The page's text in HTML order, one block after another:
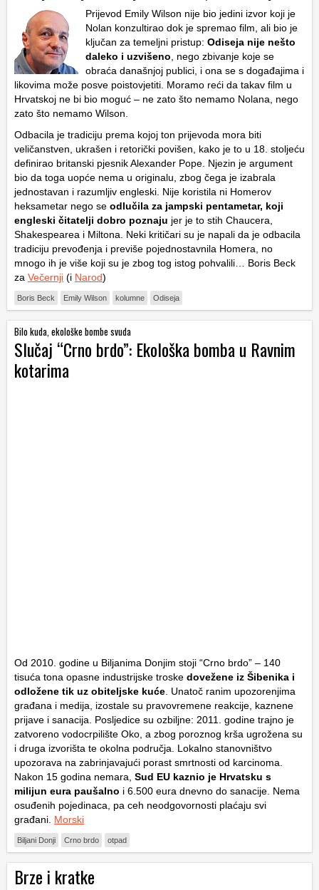
Prijevod Emily Wilson nije bio jedini izvor koji je
Nolan konzultirao dok je spremao film, ali bio je
ključan za temeljni pristup: Odiseja nije nešto
daleko i uzvišeno , nego zbivanje koje se
obraća današnjoj publici, i ona se s događajima i
likovima može posve poistovjetiti. Moramo reći da takav film u
Hrvatskoj ne bi bio moguć – ne zato što nemamo Nolana, nego
zato što nemamo Wilson.
Odbacila je tradiciju prema kojoj ton prijevoda mora biti
veličanstven, ukrašen i retorički povišen, kako je to u 18. stoljeću
definirao britanski pjesnik Alexander Pope. Njezin je argument
bio da toga uopće nema u originalu, zbog čega je izabrala
jednostavan i razumljiv engleski. Nije koristila ni Homerov
heksametar nego se odlučila za jampski pentametar, koji
engleski čitatelji dobro poznaju jer je to stih Chaucera,
Shakespearea i Miltona. Neki kritičari su je napali da je odbacila
tradiciju prevođenja i previše pojednostavnila Homera, no
mnogo ih je više koji su je zbog tog istog pohvalili… Boris Beck
za Večernji (i Narod)
Boris Beck Emily Wilson kolumne Odiseja
Bilo kuda, ekološke bombe svuda
Slučaj “Crno brdo”: Ekološka bomba u Ravnim
kotarima
Od 2010. godine u Biljanima Donjim stoji “Crno brdo” – 140
tisuća tona opasne industrijske troske dovežene iz Šibenika i
odložene tik uz obiteljske kuće . Unatoč ranim upozorenjima
građana i medija, izostale su pravovremene reakcije, kaznene
prijave i sanacija. Posljedice su ozbiljne: 2011. godine trajno je
zatvoreno vodocrpilište Oko, a zbog poroznog krša ugrožena su
i druga izvorišta te okolna područja. Lokalno stanovništvo
upozorava na zabrinjavajući porast smrtnosti od karcinoma.
Nakon 15 godina nemara, Sud EU kaznio je Hrvatsku s
milijun eura paušalno i 6.500 eura dnevno do sanacije. Nema
osuđenih pojedinaca, pa ceh neodgovornosti plaćaju svi
građani. Morski
Biljani Donji Crno brdo otpad
Brze i kratke